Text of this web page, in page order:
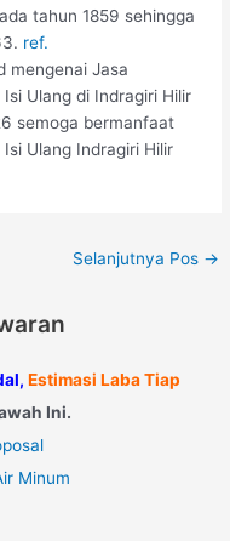
tahun 1859 sehingga
ref.
mengenai Jasa
Ulang di Indragiri Hilir
semoga bermanfaat
Ulang Indragiri Hilir
Selanjutnya Pos →
Estimasi Laba Tiap
Ini.